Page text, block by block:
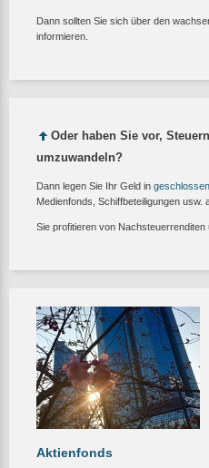
Dann sollten Sie sich über den
informieren.
Oder haben Sie vor,
umzuwandeln?
Dann legen Sie Ihr Geld in
Medienfonds, Schiffbeteiligungen usw.
Sie profitieren von
Aktienfonds